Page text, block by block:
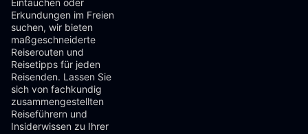
Eintauchen oder
Erkundungen im Freien
suchen, wir bieten
maßgeschneiderte
Reiserouten und
Reisetipps für jeden
Reisenden. Lassen Sie
sich von fachkundig
zusammengestellten
Reiseführern und
Insiderwissen zu Ihrer